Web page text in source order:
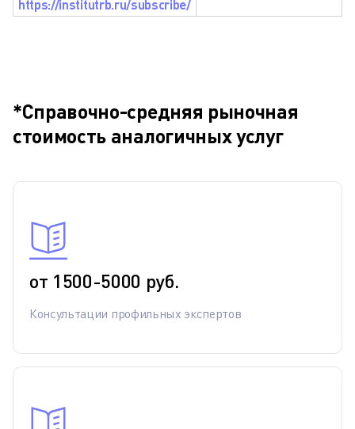
https://institutrb.ru/subscribe/
*Справочно-средняя рыночная
стоимость аналогичных услуг
от 1500-5000 руб.
Консультации профильных экспертов